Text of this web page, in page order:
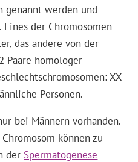
genannt werden und
der Chromosomen
das andere von der
Paare homologer
XX
Personen.
bei Männern vorhanden.
können zu
der Spermatogenese